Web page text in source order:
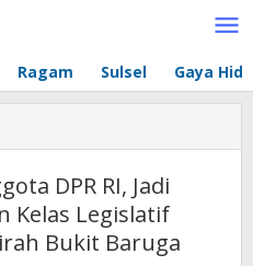
Ragam Sulsel Gaya
DPR RI, Jadi
Kelas Legislatif
Bukit Baruga